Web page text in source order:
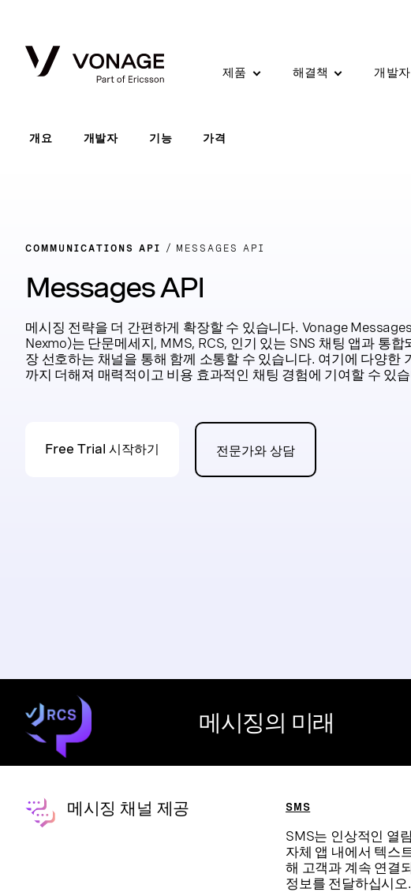
제품 해결책 개발자
개요 개발자 기능 가격
COMMUNICATIONS API MESSAGES API
Messages API
메시징 전략을 더 간편하게 확장할 수 있습니다. Vonage
Nexmo)는 단문메세지, MMS, RCS, 인기 있는 SNS 채팅 앱과 통합
장 선호하는 채널을 통해 함께 소통할 수 있습니다. 여기에 다양한
까지 더해져 매력적이고 비용 효과적인 채팅 경험에 기여할 수 있
Free Trial 시작하기 전문가와 상담
메시징의 미래
메시징 채널 제공 SMS
SMS는 인상적인 열
자체 앱 내에서 텍스
해 고객과 계속 연결
정보를 전달하십시오.